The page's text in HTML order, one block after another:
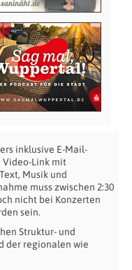
inklusive E-Mail-
Video-Link mit
Musik und
muss zwischen 2:30
nicht bei Konzerten
sein.
Struktur- und
der regionalen wie